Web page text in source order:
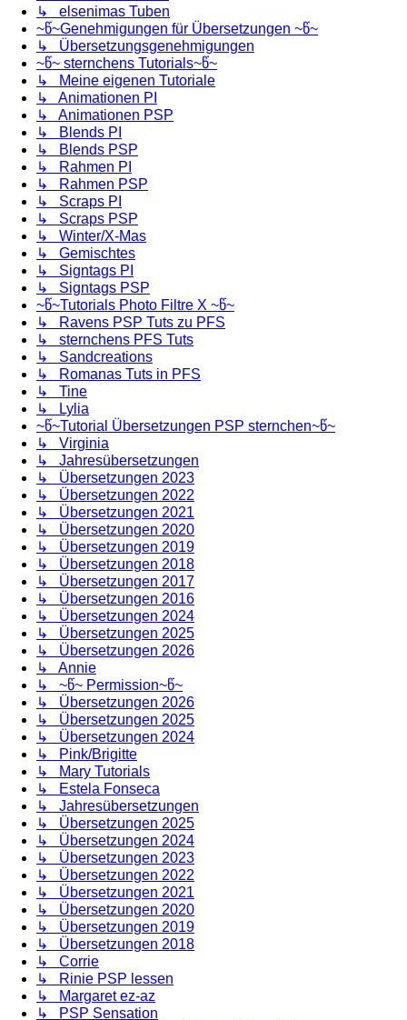
↳ elsenimas Tuben
~წ~Genehmigungen für Übersetzungen ~წ~
↳ Übersetzungsgenehmigungen
~წ~ sternchens Tutorials~წ~
↳ Meine eigenen Tutoriale
↳ Animationen PI
↳ Animationen PSP
↳ Blends PI
↳ Blends PSP
↳ Rahmen PI
↳ Rahmen PSP
↳ Scraps PI
↳ Scraps PSP
↳ Winter/X-Mas
↳ Gemischtes
↳ Signtags PI
↳ Signtags PSP
~წ~Tutorials Photo Filtre X ~წ~
↳ Ravens PSP Tuts zu PFS
↳ sternchens PFS Tuts
↳ Sandcreations
↳ Romanas Tuts in PFS
↳ Tine
↳ Lylia
~წ~Tutorial Übersetzungen PSP sternchen~წ~
↳ Virginia
↳ Jahresübersetzungen
↳ Übersetzungen 2023
↳ Übersetzungen 2022
↳ Übersetzungen 2021
↳ Übersetzungen 2020
↳ Übersetzungen 2019
↳ Übersetzungen 2018
↳ Übersetzungen 2017
↳ Übersetzungen 2016
↳ Übersetzungen 2024
↳ Übersetzungen 2025
↳ Übersetzungen 2026
↳ Annie
↳ ~წ~ Permission~წ~
↳ Übersetzungen 2026
↳ Übersetzungen 2025
↳ Übersetzungen 2024
↳ Pink/Brigitte
↳ Mary Tutorials
↳ Estela Fonseca
↳ Jahresübersetzungen
↳ Übersetzungen 2025
↳ Übersetzungen 2024
↳ Übersetzungen 2023
↳ Übersetzungen 2022
↳ Übersetzungen 2021
↳ Übersetzungen 2020
↳ Übersetzungen 2019
↳ Übersetzungen 2018
↳ Corrie
↳ Rinie PSP lessen
↳ Margaret ez-az
↳ PSP Sensation